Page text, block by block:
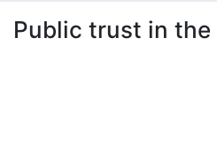
À propos
Public trust in